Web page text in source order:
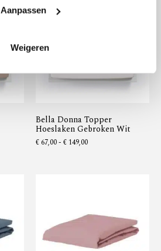
Aanpassen
Weigeren
Bella Donna Topper
Hoeslaken Gebroken Wit
€ 67,00- €149,00